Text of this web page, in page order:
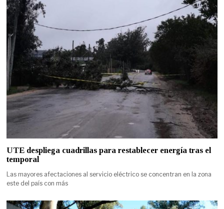
UTE despliega cuadrillas para restablecer energía tras el
temporal
Las mayores afectaciones al servicio eléctrico se concentran en la zona
este del país con más